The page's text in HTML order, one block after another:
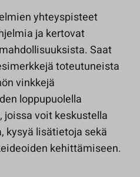
yhteyspisteet
ja kertovat
Saat
toteutuneista
vinkkejä
loppupuolella
voit keskustella
kysyä lisätietoja sekä
kehittämiseen.